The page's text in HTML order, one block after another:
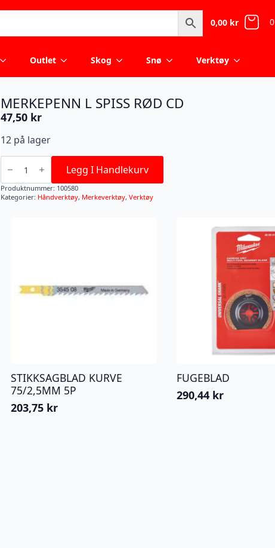
0,00 kr 0
Outlet Skog Snø Verktøy
MERKEPENN L SPISS RØD CD
47,50 kr
12 på lager
MERKEPENN
RØD
CD
antall
Legg I Handlekurv
Produktnummer: 100580
Kategorier: Håndverktøy, Merkeverktøy, Verktøy
STIKKSAGBLAD KURVE
75/2,5MM 5P
203,75 kr
FUGEBLAD
290,44 kr